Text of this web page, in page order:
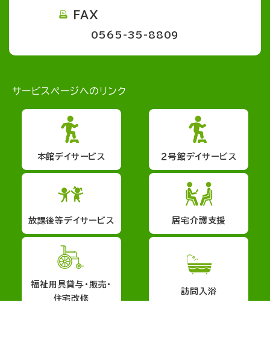
FAX
0565-35-8809
サービスページへのリンク
本館デイサービス ２号館デイサービス
放課後等デイサービス 居宅介護支援
福祉用具貸与・販売・
住宅改修
訪問入浴